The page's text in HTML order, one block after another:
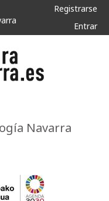
Navarra
Registrarse
Entrar